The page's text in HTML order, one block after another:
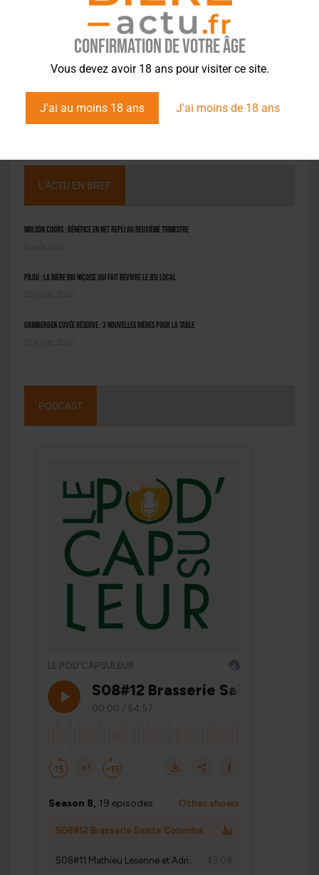
Confirmation de votre âge
Vous devez avoir 18 ans pour visiter ce site.
J'ai au moins 18 ans J'ai moins de 18 ans
L'ACTU EN BREF
Molson Coors : bénéfice en net repli au deuxième trimestre
Pilou : la bière bio niçoise qui fait revivre le jeu local
Grimbergen Cuvée Réserve : 3 nouvelles bières pour la table
PODCAST